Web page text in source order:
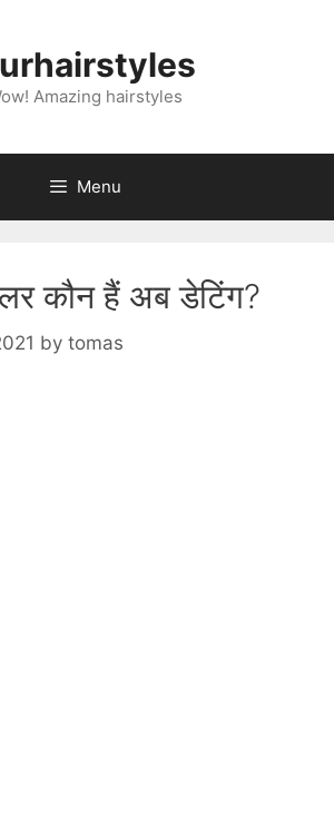
Amazing hairstyles
Menu
कौन हैं अब डेटिंग?
by tomas